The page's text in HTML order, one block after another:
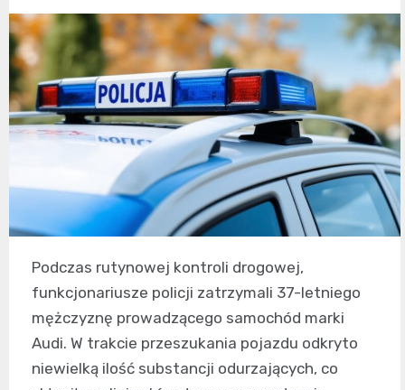
Podczas rutynowej kontroli drogowej,
funkcjonariusze policji zatrzymali 37-letniego
mężczyznę prowadzącego samochód marki
Audi. W trakcie przeszukania pojazdu odkryto
niewielką ilość substancji odurzających, co